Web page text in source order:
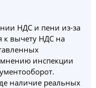
НДС и пени из-за
к вычету НДС на
мнению инспекции
наличие реальных